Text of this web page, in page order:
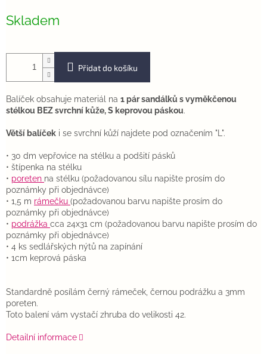
cena:
Skladem
Přidat do košíku
Balíček obsahuje materiál na 1 pár sandálků s vyměkčenou
stélkou BEZ svrchní kůže, S keprovou páskou.
Větší balíček i se svrchní kůží najdete pod označením "L".
• 30 dm vepřovice na stélku a podšití pásků
• štípenka na stélku
• poreten na stélku (požadovanou sílu napište prosím do
poznámky při objednávce)
• 1,5 m rámečku (požadovanou barvu napište prosím do
poznámky při objednávce)
• podrážka cca 24x31 cm (požadovanou barvu napište prosím do
poznámky při objednávce)
• 4 ks sedlářských nýtů na zapínání
• 1cm keprová páska
Standardně posílám černý rámeček, černou podrážku a 3mm
poreten.
Toto balení vám vystačí zhruba do velikosti 42.
Detailní informace